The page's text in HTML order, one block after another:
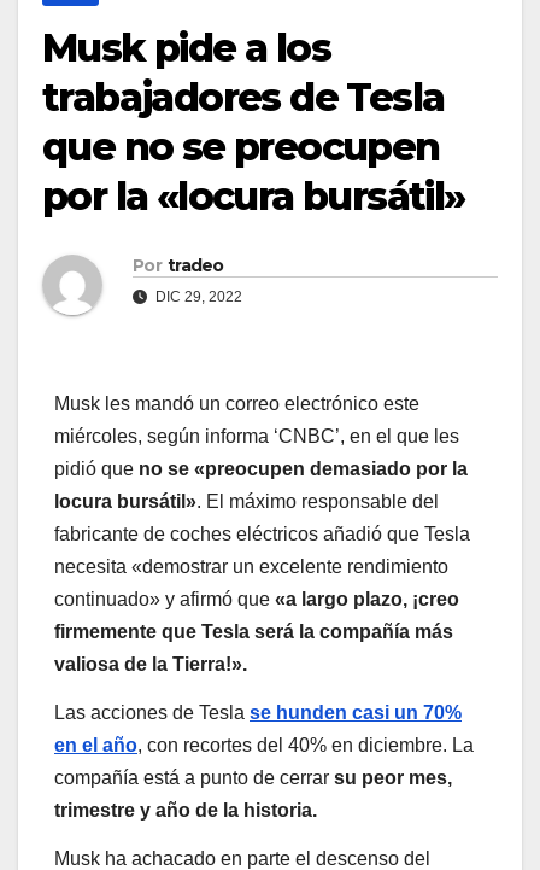
Musk pide a los
trabajadores de Tesla
que no se preocupen
por la «locura bursátil»
Por tradeo
DIC 29, 2022
Musk les mandó un correo electrónico este
miércoles, según informa ‘CNBC’, en el que les
pidió que no se «preocupen demasiado por la
locura bursátil». El máximo responsable del
fabricante de coches eléctricos añadió que Tesla
necesita «demostrar un excelente rendimiento
continuado» y afirmó que «a largo plazo, ¡creo
firmemente que Tesla será la compañía más
valiosa de la Tierra!».
Las acciones de Tesla se hunden casi un 70%
en el año, con recortes del 40% en diciembre. La
compañía está a punto de cerrar su peor mes,
trimestre y año de la historia.
Musk ha achacado en parte el descenso del